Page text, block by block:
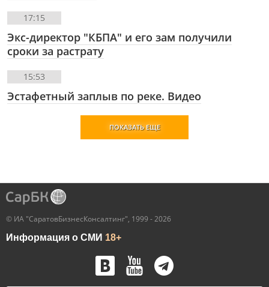
17:15
Экс-директор "КБПА" и его зам получили
сроки за растрату
15:53
Эстафетный заплыв по реке. Видео
ПОКАЗАТЬ ЕЩЕ
© ИА "СаратовБизнесКонсалтинг", 1999 - 2026
Информация о СМИ 18+